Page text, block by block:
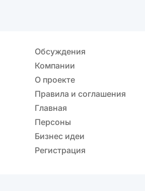
Обсуждения
Компании
О проекте
Правила и соглашения
Главная
Персоны
Бизнес идеи
Регистрация